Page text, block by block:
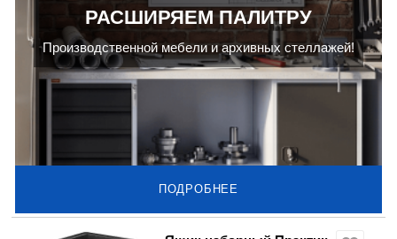
РАСШИРЯЕМ ПАЛИТРУ
Производственной мебели и архивных стеллажей!
ПОДРОБНЕЕ